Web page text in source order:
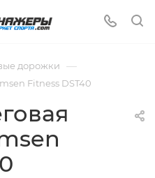
дорожки —
Fitness DST40